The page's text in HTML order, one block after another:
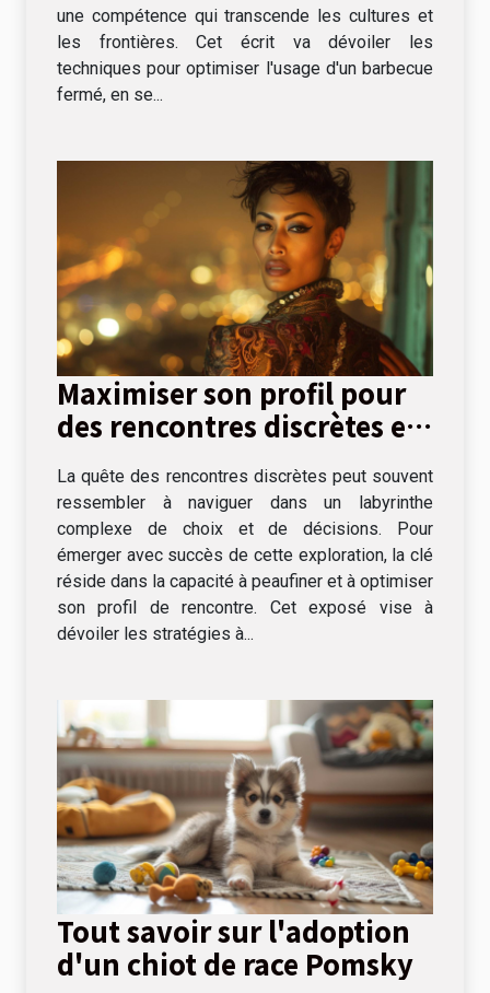
une compétence qui transcende les cultures et
les frontières. Cet écrit va dévoiler les
techniques pour optimiser l'usage d'un barbecue
fermé, en se...
Maximiser son profil pour
des rencontres discrètes et
La quête des rencontres discrètes peut souvent
ressembler à naviguer dans un labyrinthe
complexe de choix et de décisions. Pour
émerger avec succès de cette exploration, la clé
réside dans la capacité à peaufiner et à optimiser
son profil de rencontre. Cet exposé vise à
dévoiler les stratégies à...
Tout savoir sur l'adoption
d'un chiot de race Pomsky